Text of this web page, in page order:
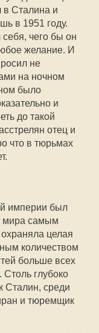
в Сталина и
в 1951 году.
чего бы он
желание. И
не
на ночном
было
и
до такой
отец и
что в тюрьмах
империи был
мира самым
целая
количеством
больше всех
глубоко
Сталин, среди
и тюремщик